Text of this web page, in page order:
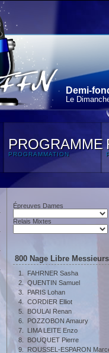
Demi-
Le
PROGRAMME
PROGRAMMATION
Épreuves Dames
Relais Mixtes
800 Nage Libre
1.
FAHRNER Sasha
2. QUENTIN Samuel
3. PARIS Lohan
4. CORDIER Elliot
5. BOULAI Renan
6. POZZOBON Amaury
7. LIMA LEITE Enzo
8. BOUQUET Pierre
9. ROUSSEL-ESPARON